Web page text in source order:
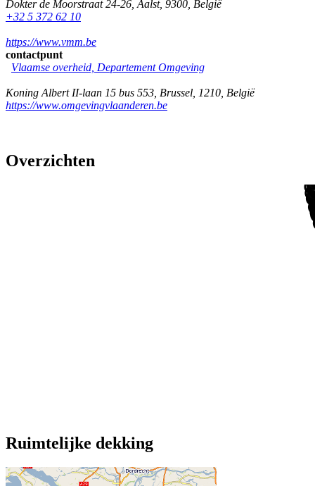
Dokter de Moorstraat 24-26 Aalst, 9300 België
+32 5 372 62 10
https://www.vmm.be
contactpunt
Vlaamse overheid, Departement Omgeving
Koning Albert II-laan 15 bus 553 Brussel 1210 België
https://www.omgevingvlaanderen.be
Overzichten
Ruimtelijke dekking